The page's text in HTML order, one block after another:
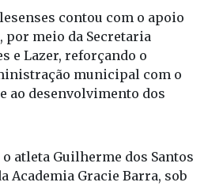
contou com o apoio
por meio da Secretaria
e Lazer, reforçando o
municipal com o
ao desenvolvimento dos
atleta Guilherme dos Santos
Academia Gracie Barra, sob